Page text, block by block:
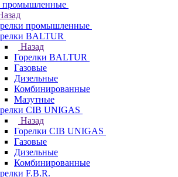
промышленные
промышленные
BALTUR
Назад
Горелки BALTUR
Газовые
Дизельные
Комбинированные
Мазутные
CIB UNIGAS
Назад
Горелки CIB UNIGAS
Газовые
Дизельные
Комбинированные
F.B.R.